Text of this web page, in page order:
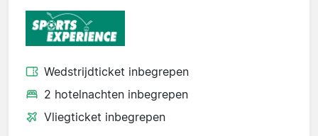
Wedstrijdticket inbegrepen
2 hotelnachten inbegrepen
Vliegticket inbegrepen